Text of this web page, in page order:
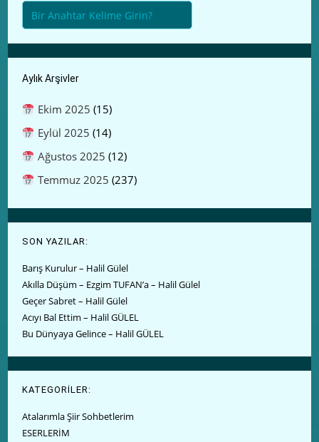
Aylık Arşivler
Ekim 2025 (15)
Eylül 2025 (14)
Ağustos 2025 (12)
Temmuz 2025 (237)
SON YAZILAR:
Barış Kurulur – Halil Gülel
Akılla Düşüm – Ezgim TUFAN’a – Halil Gülel
Geçer Sabret – Halil Gülel
Acıyı Bal Ettim – Halil GÜLEL
Bu Dünyaya Gelince – Halil GÜLEL
KATEGORİLER:
Atalarımla Şiir Sohbetlerim
ESERLERİM